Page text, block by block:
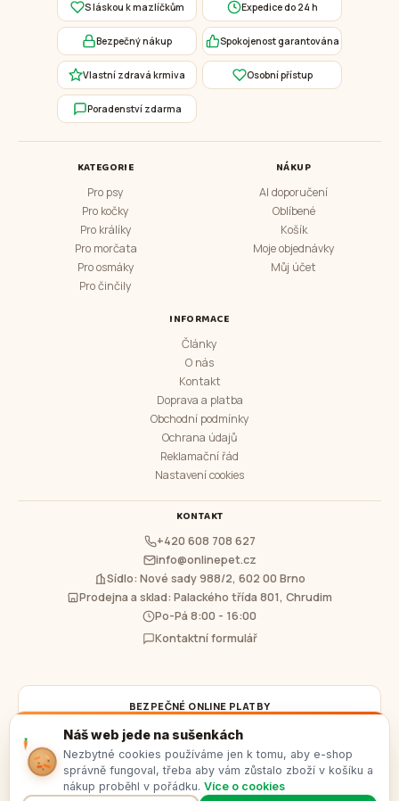
S láskou k mazlíčkům Expedice do 24 h
Bezpečný nákup Spokojenost garantována
Vlastní zdravá krmiva Osobní přístup
Poradenství zdarma
KATEGORIE
Pro psy
Pro kočky
Pro králíky
Pro morčata
Pro osmáky
Pro činčily
NÁKUP
AI doporučení
Oblíbené
Košík
Moje objednávky
Můj účet
INFORMACE
Články
O nás
Kontakt
Doprava a platba
Obchodní podmínky
Ochrana údajů
Reklamační řád
Nastavení cookies
KONTAKT
+420 608 708 627
info@onlinepet.cz
Sídlo: Nové sady 988/2, 602 00 Brno
Prodejna a sklad: Palackého třída 801, Chrudim
Po-Pá 8:00 - 16:00
Kontaktní formulář
BEZPEČNÉ ONLINE PLATBY
Platby kartou a platebními tlačítky bank zajišťuje
s.r.o.Podrobnosti najdete v sekciDoprava a platba.
Náš web jede na sušenkách
Nezbytné cookies používáme jen k tomu, aby e-shop
správně fungoval, třeba aby vám zůstalo zboží v košíku a
nákup proběhl v pořádku. Více o cookies